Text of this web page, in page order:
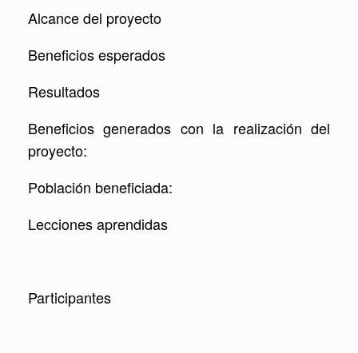
Alcance del proyecto
Beneficios esperados
Resultados
Beneficios generados con la realización del
proyecto:
Población beneficiada:
Lecciones aprendidas
Participantes